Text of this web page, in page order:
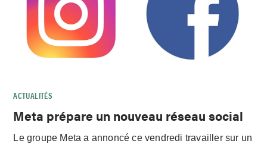
ACTUALITÉS
Meta prépare un nouveau réseau social
Le groupe Meta a annoncé ce vendredi travailler sur un